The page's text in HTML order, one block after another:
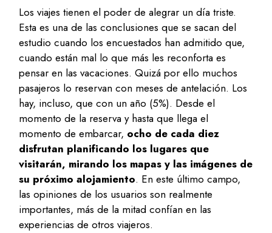
Los viajes tienen el poder de alegrar un día triste.
Esta es una de las conclusiones que se sacan del
estudio cuando los encuestados han admitido que,
cuando están mal lo que más les reconforta es
pensar en las vacaciones. Quizá por ello muchos
pasajeros lo reservan con meses de antelación. Los
hay, incluso, que con un año (5%). Desde el
momento de la reserva y hasta que llega el
momento de embarcar, ocho de cada diez
disfrutan planificando los lugares que
visitarán, mirando los mapas y las imágenes de
su próximo alojamiento. En este último campo,
las opiniones de los usuarios son realmente
importantes, más de la mitad confían en las
experiencias de otros viajeros.